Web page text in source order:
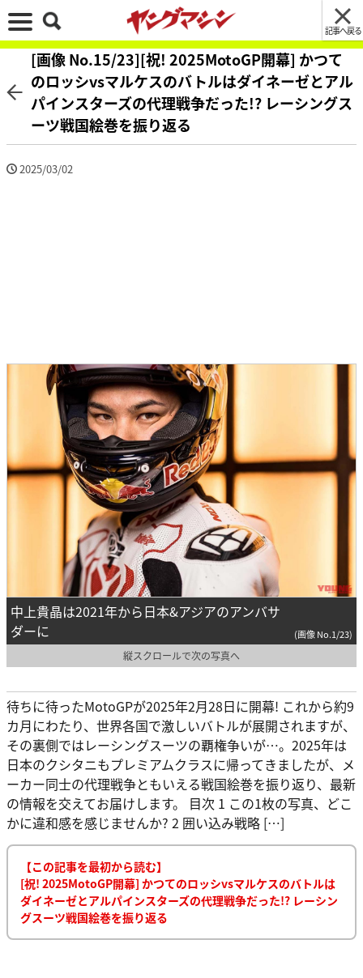
記事へ戻る
[画像 No.15/23][祝! 2025MotoGP開幕] かつて
のロッシvsマルケスのバトルはダイネーゼとアル
パインスターズの代理戦争だった!? レーシングス
ーツ戦国絵巻を振り返る
2025/03/02
中上貴晶は2021年から日本&アジアのアンバサ
ダーに
(画像 No.1/23)
縦スクロールで次の写真へ
待ちに待ったMotoGPが2025年2月28日に開幕! これから約9
カ月にわたり、世界各国で激しいバトルが展開されますが、
その裏側ではレーシングスーツの覇権争いが…。2025年は
日本のクシタニもプレミアムクラスに帰ってきましたが、メ
ーカー同士の代理戦争ともいえる戦国絵巻を振り返り、最新
の情報を交えてお届けします。 目次 1 この1枚の写真、どこ
かに違和感を感じませんか? 2 囲い込み戦略 […]
【この記事を最初から読む】
[祝! 2025MotoGP開幕] かつてのロッシvsマルケスのバトルは
ダイネーゼとアルパインスターズの代理戦争だった!? レーシン
グスーツ戦国絵巻を振り返る